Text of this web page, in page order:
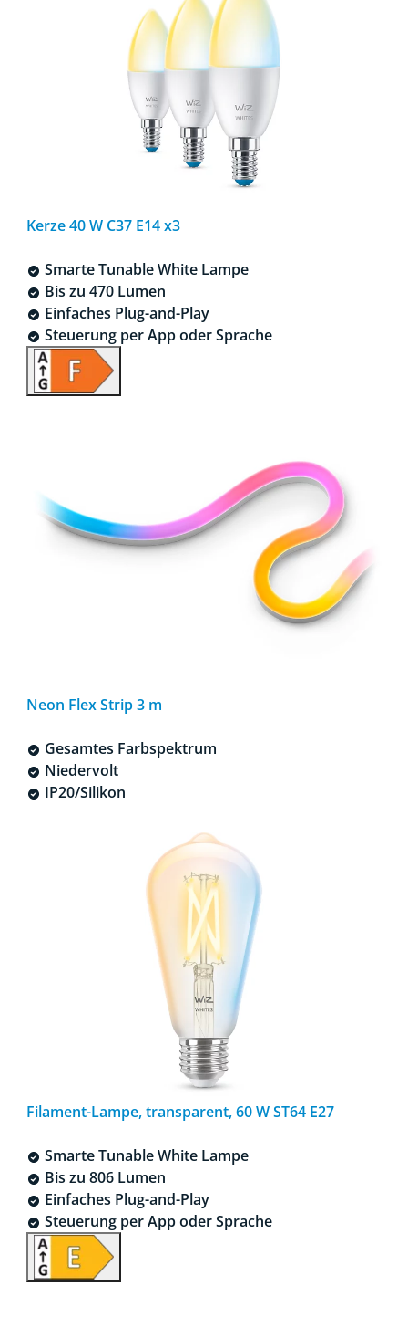
Kerze 40 W C37 E14 x3
Smarte Tunable White Lampe
Bis zu 470 Lumen
Einfaches Plug-and-Play
Steuerung per App oder Sprache
Neon Flex Strip 3 m
Gesamtes Farbspektrum
Niedervolt
IP20/Silikon
Filament-Lampe, transparent, 60 W ST64 E27
Smarte Tunable White Lampe
Bis zu 806 Lumen
Einfaches Plug-and-Play
Steuerung per App oder Sprache